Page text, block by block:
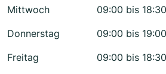
Mittwoch
09:00 bis 18:30
Donnerstag
09:00 bis 19:00
Freitag
09:00 bis 18:30